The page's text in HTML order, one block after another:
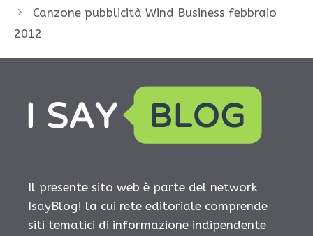
Canzone pubblicità Wind Business febbraio
2012
Il presente sito web è parte del network
IsayBlog! la cui rete editoriale comprende
siti tematici di informazione indipendente